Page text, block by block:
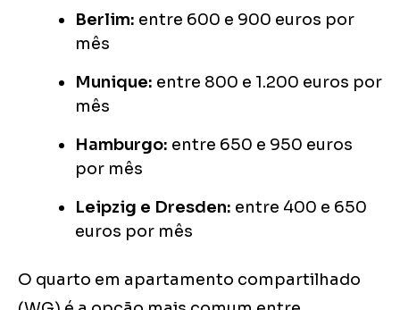
Berlim: entre 600 e 900 euros por
mês
Munique: entre 800 e 1.200 euros por
mês
Hamburgo: entre 650 e 950 euros
por mês
Leipzig e Dresden: entre 400 e 650
euros por mês
O quarto em apartamento compartilhado